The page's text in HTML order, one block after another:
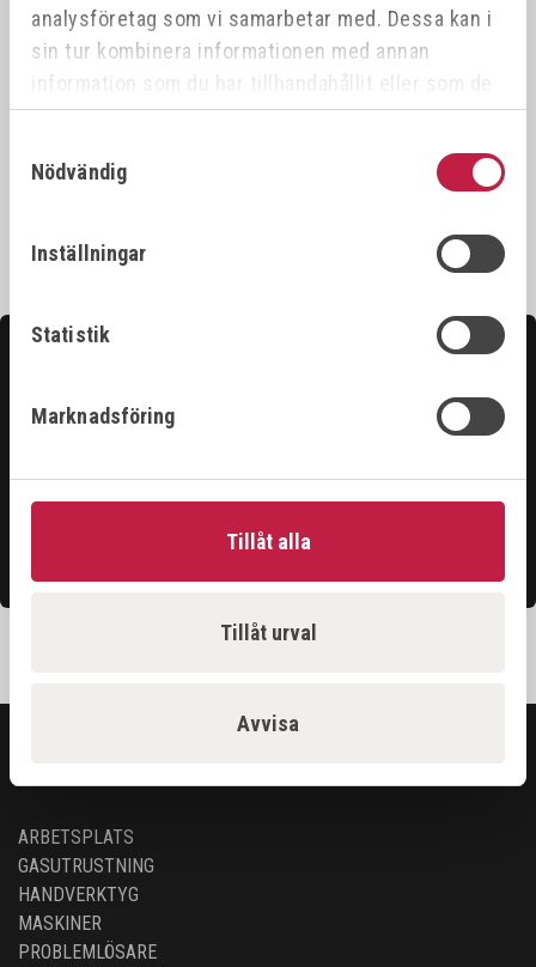
analysföretag som vi samarbetar med. Dessa kan i
sin tur kombinera informationen med annan
information som du har tillhandahållit eller som de
har samlat in när du har använt deras tjänster.
Nödvändig
Inställningar
Statistik
Marknadsföring
Tillåt alla
Tillåt urval
Avvisa
DUBBELLUTTAG
OXY/ARG
BAKSLAGSSPÄRR ACE
3/8"
ARBETSPLATS
GASUTRUSTNING
HANDVERKTYG
MASKINER
PROBLEMLÖSARE